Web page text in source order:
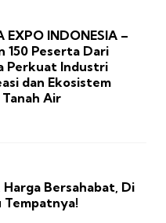
EXPO INDONESIA –
150 Peserta Dari
Perkuat Industri
dan Ekosistem
Air
Harga Bersahabat, Di
Tempatnya!